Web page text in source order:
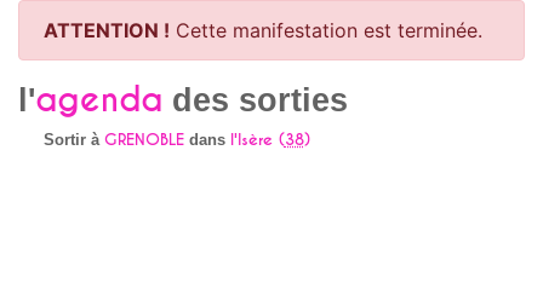
ATTENTION ! Cette manifestation est terminée.
l'agenda des sorties
Sortir à GRENOBLEdans l'Isère (38)